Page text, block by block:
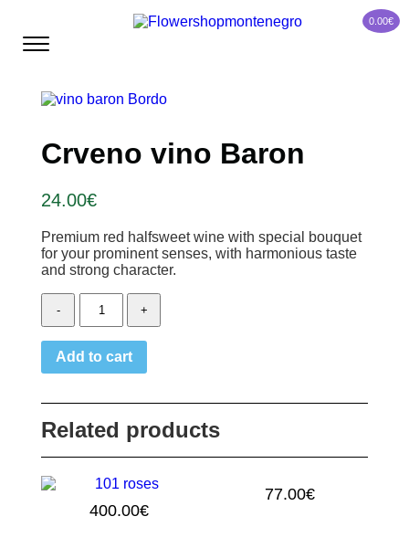
0.00€
Crveno vino Baron
24.00€
Premium red halfsweet wine with special bouquet
for your prominent senses, with harmonious taste
and strong character.
-
vino
quantity
+
Add to cart
Related products
400.00€
77.00€